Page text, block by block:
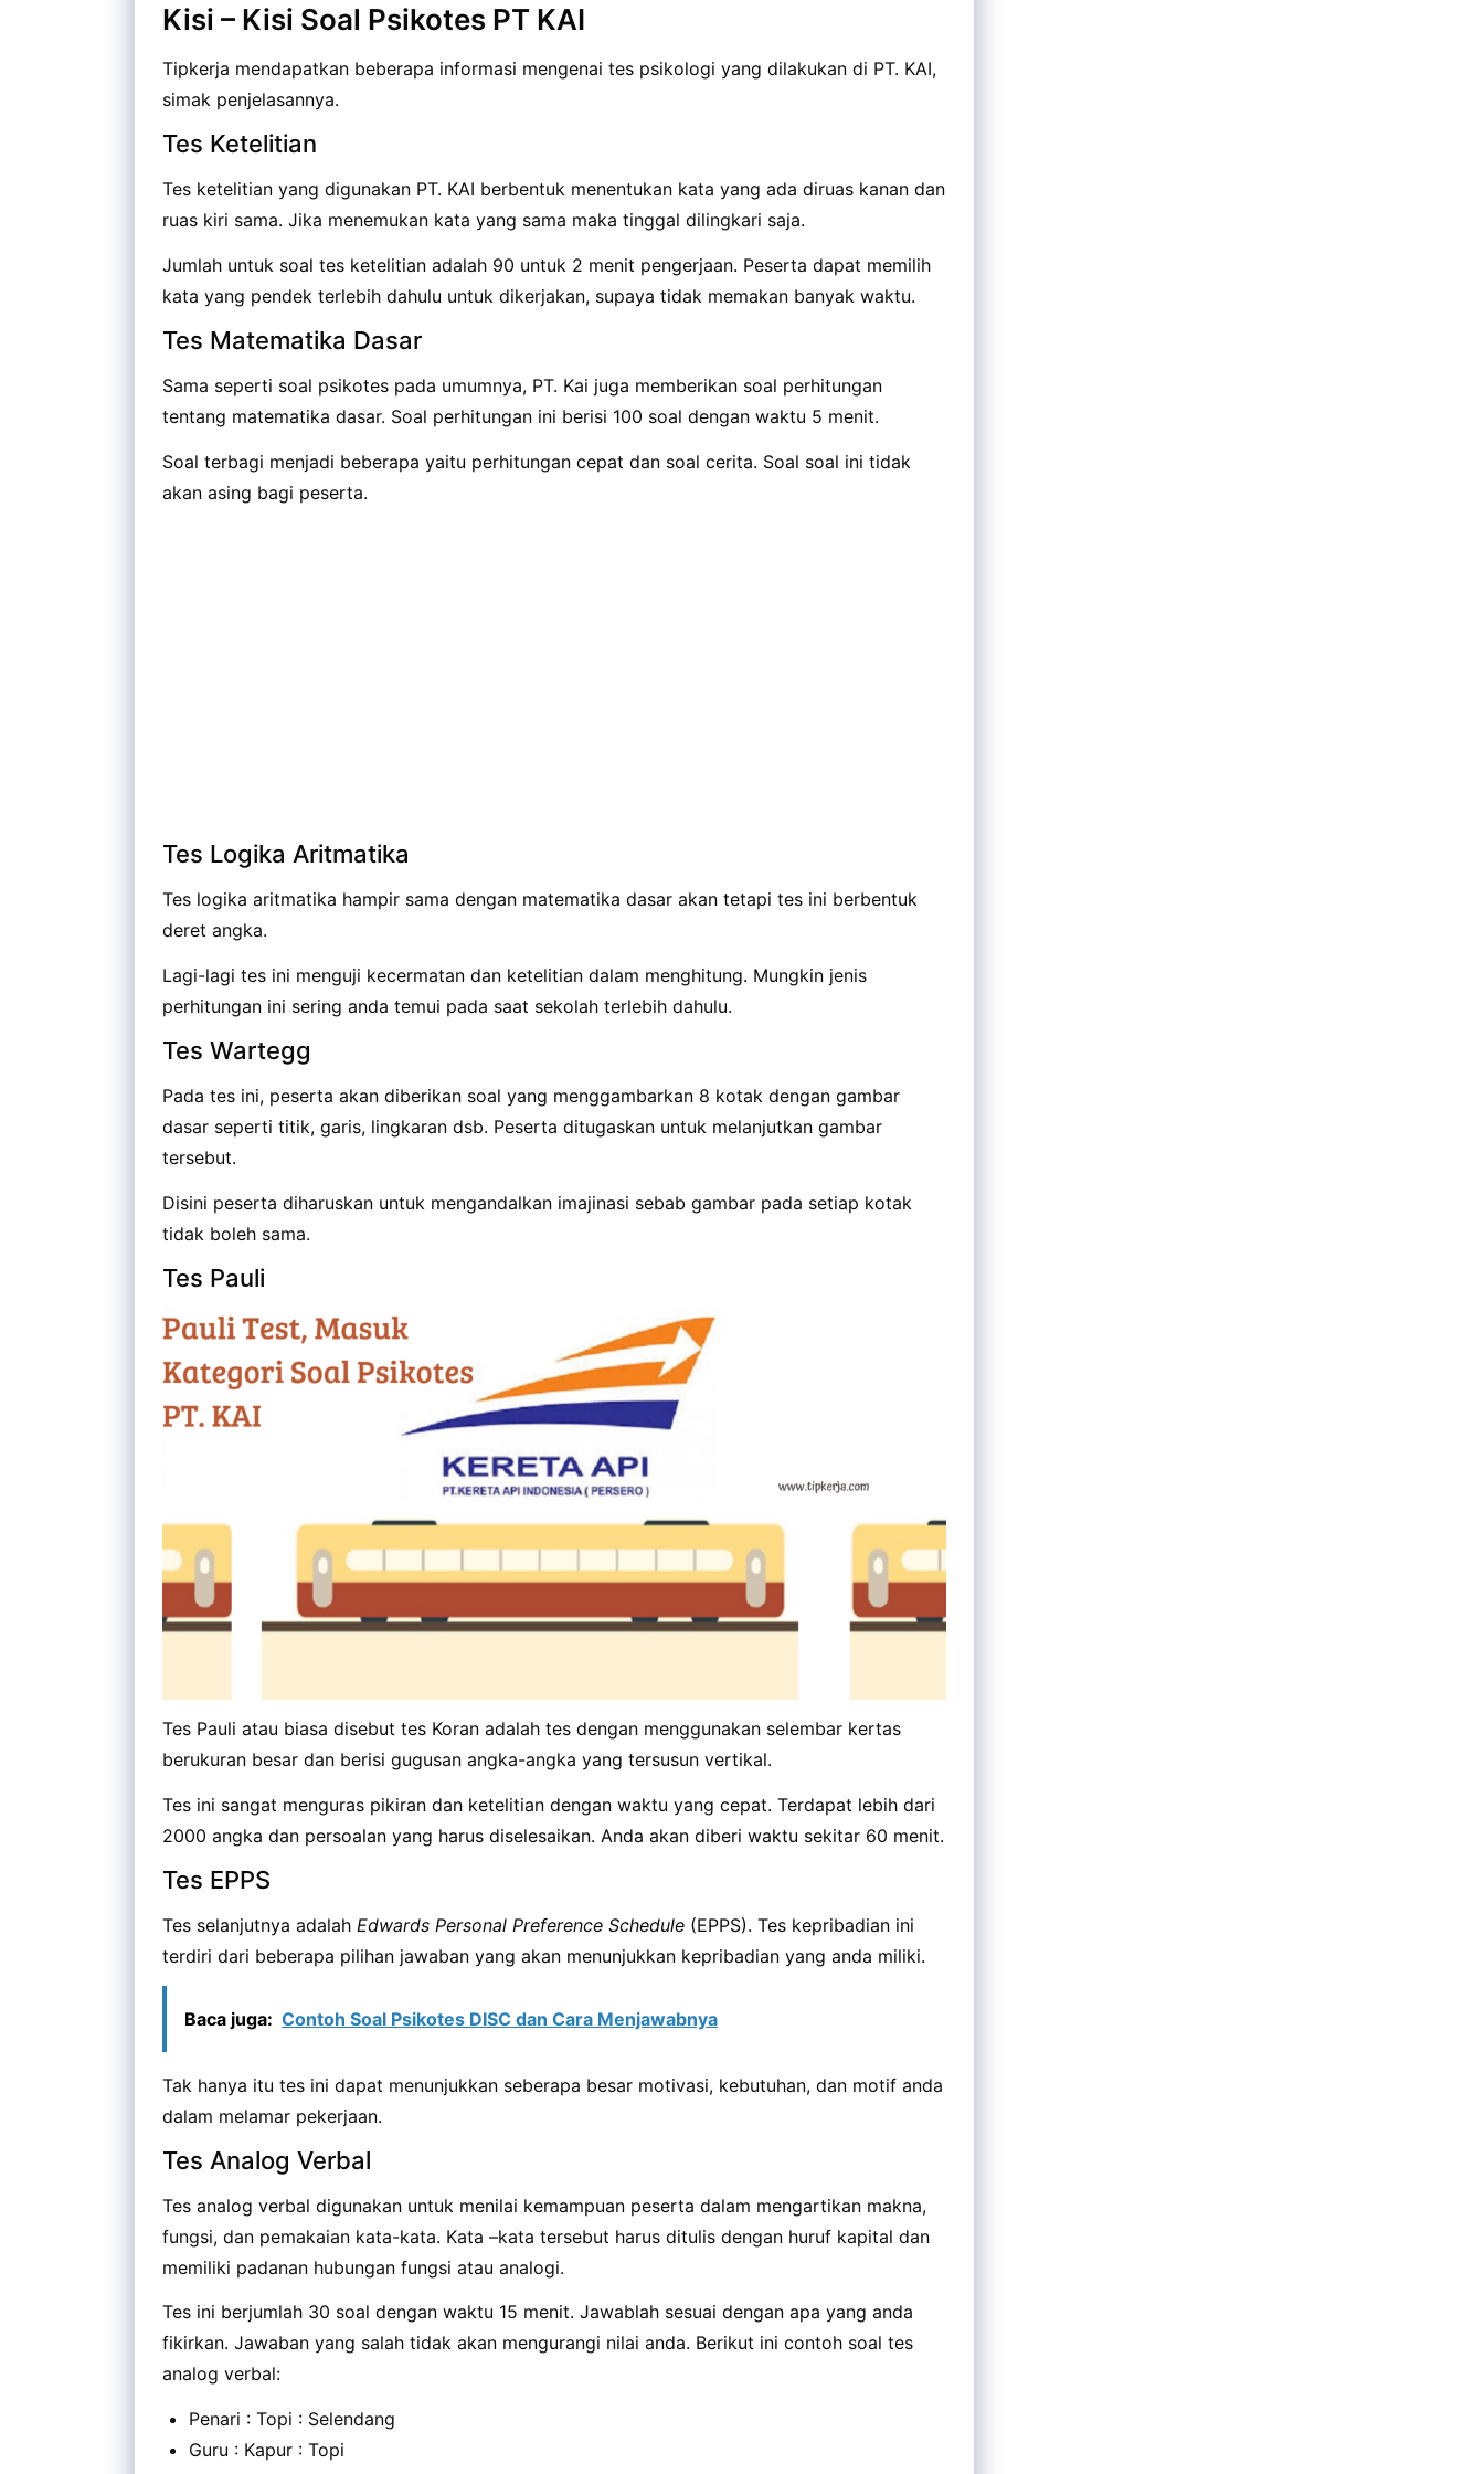
Kisi – Kisi Soal Psikotes PT KAI
Tipkerja mendapatkan beberapa informasi mengenai tes psikologi yang dilakukan di PT. KAI,
simak penjelasannya.
Tes Ketelitian
Tes ketelitian yang digunakan PT. KAI berbentuk menentukan kata yang ada diruas kanan dan
ruas kiri sama. Jika menemukan kata yang sama maka tinggal dilingkari saja.
Jumlah untuk soal tes ketelitian adalah 90 untuk 2 menit pengerjaan. Peserta dapat memilih
kata yang pendek terlebih dahulu untuk dikerjakan, supaya tidak memakan banyak waktu.
Tes Matematika Dasar
Sama seperti soal psikotes pada umumnya, PT. Kai juga memberikan soal perhitungan
tentang matematika dasar. Soal perhitungan ini berisi 100 soal dengan waktu 5 menit.
Soal terbagi menjadi beberapa yaitu perhitungan cepat dan soal cerita. Soal soal ini tidak
akan asing bagi peserta.
Tes Logika Aritmatika
Tes logika aritmatika hampir sama dengan matematika dasar akan tetapi tes ini berbentuk
deret angka.
Lagi-lagi tes ini menguji kecermatan dan ketelitian dalam menghitung. Mungkin jenis
perhitungan ini sering anda temui pada saat sekolah terlebih dahulu.
Tes Wartegg
Pada tes ini, peserta akan diberikan soal yang menggambarkan 8 kotak dengan gambar
dasar seperti titik, garis, lingkaran dsb. Peserta ditugaskan untuk melanjutkan gambar
tersebut.
Disini peserta diharuskan untuk mengandalkan imajinasi sebab gambar pada setiap kotak
tidak boleh sama.
Tes Pauli
Tes Pauli atau biasa disebut tes Koran adalah tes dengan menggunakan selembar kertas
berukuran besar dan berisi gugusan angka-angka yang tersusun vertikal.
Tes ini sangat menguras pikiran dan ketelitian dengan waktu yang cepat. Terdapat lebih dari
2000 angka dan persoalan yang harus diselesaikan. Anda akan diberi waktu sekitar 60 menit.
Tes EPPS
Tes selanjutnya adalah Edwards Personal Preference Schedule (EPPS). Tes kepribadian ini
terdiri dari beberapa pilihan jawaban yang akan menunjukkan kepribadian yang anda miliki.
Baca juga: Contoh Soal Psikotes DISC dan Cara Menjawabnya
Tak hanya itu tes ini dapat menunjukkan seberapa besar motivasi, kebutuhan, dan motif anda
dalam melamar pekerjaan.
Tes Analog Verbal
Tes analog verbal digunakan untuk menilai kemampuan peserta dalam mengartikan makna,
fungsi, dan pemakaian kata-kata. Kata –kata tersebut harus ditulis dengan huruf kapital dan
memiliki padanan hubungan fungsi atau analogi.
Tes ini berjumlah 30 soal dengan waktu 15 menit. Jawablah sesuai dengan apa yang anda
fikirkan. Jawaban yang salah tidak akan mengurangi nilai anda. Berikut ini contoh soal tes
analog verbal:
Penari : Topi : Selendang
Guru : Kapur : Topi